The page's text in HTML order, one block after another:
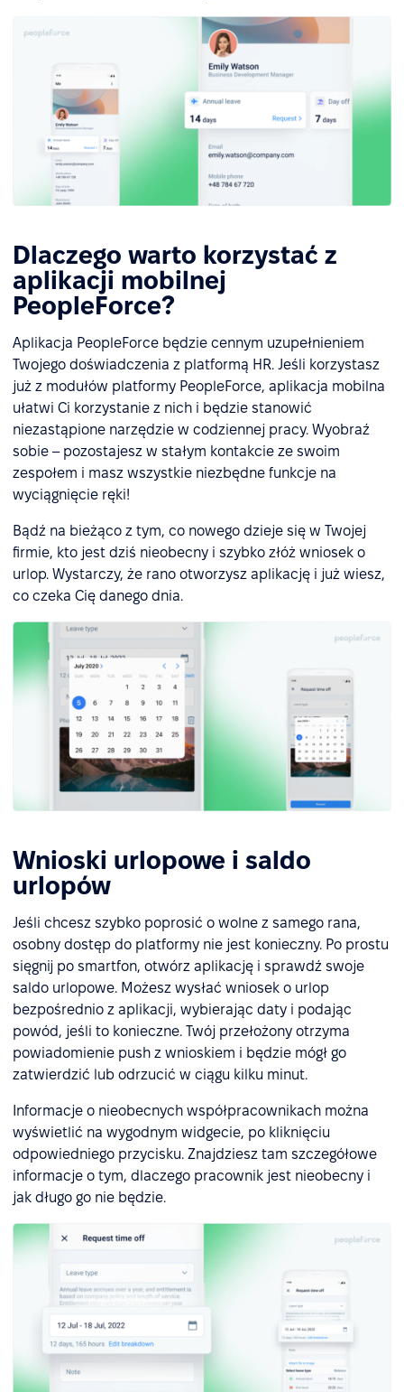
Dlaczego warto korzystać z
aplikacji mobilnej
PeopleForce?
Aplikacja PeopleForce będzie cennym uzupełnieniem
Twojego doświadczenia z platformą HR. Jeśli korzystasz
już z modułów platformy PeopleForce, aplikacja mobilna
ułatwi Ci korzystanie z nich i będzie stanowić
niezastąpione narzędzie w codziennej pracy. Wyobraź
sobie – pozostajesz w stałym kontakcie ze swoim
zespołem i masz wszystkie niezbędne funkcje na
wyciągnięcie ręki!
Bądź na bieżąco z tym, co nowego dzieje się w Twojej
firmie, kto jest dziś nieobecny i szybko złóż wniosek o
urlop. Wystarczy, że rano otworzysz aplikację i już wiesz,
co czeka Cię danego dnia.
Wnioski urlopowe i saldo
urlopów
Jeśli chcesz szybko poprosić o wolne z samego rana,
osobny dostęp do platformy nie jest konieczny. Po prostu
sięgnij po smartfon, otwórz aplikację i sprawdź swoje
saldo urlopowe. Możesz wysłać wniosek o urlop
bezpośrednio z aplikacji, wybierając daty i podając
powód, jeśli to konieczne. Twój przełożony otrzyma
powiadomienie push z wnioskiem i będzie mógł go
zatwierdzić lub odrzucić w ciągu kilku minut.
Informacje o nieobecnych współpracownikach można
wyświetlić na wygodnym widgecie, po kliknięciu
odpowiedniego przycisku. Znajdziesz tam szczegółowe
informacje o tym, dlaczego pracownik jest nieobecny i
jak długo go nie będzie.